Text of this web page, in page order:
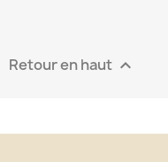
Retour en haut 